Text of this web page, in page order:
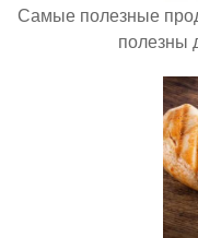
Самые полезные
полезны